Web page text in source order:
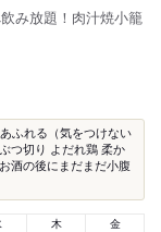
み放題！肉汁焼小籠
ふれる（気をつけない
つ切り よだれ鶏 柔か
酒の後にまだまだ小腹
木 金